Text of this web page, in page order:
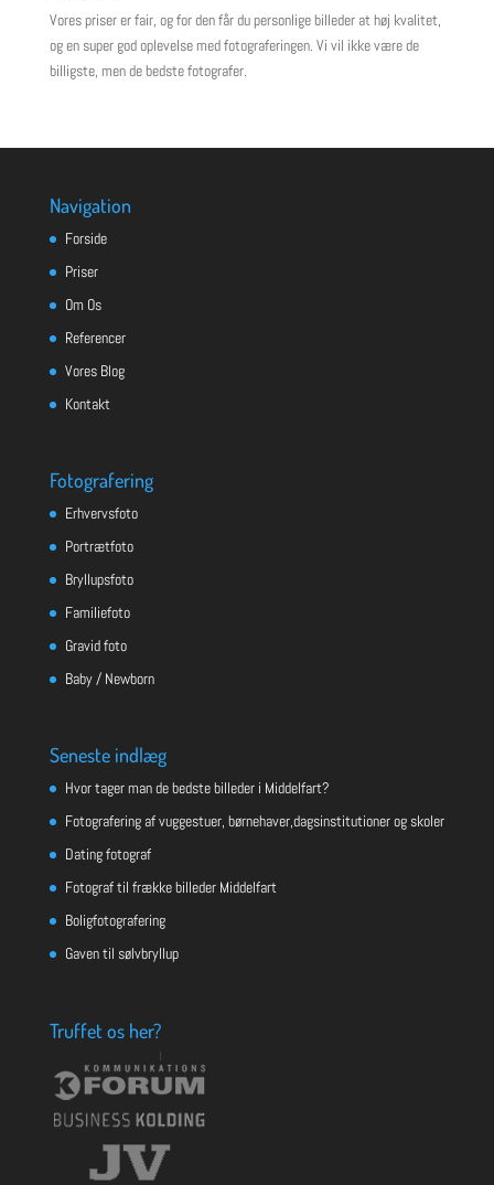
Vores priser er fair, og for den får du personlige billeder at høj kvalitet,
og en super god oplevelse med fotograferingen. Vi vil ikke være de
billigste, men de bedste fotografer.
Navigation
Forside
Priser
Om Os
Referencer
Vores Blog
Kontakt
Fotografering
Erhvervsfoto
Portrætfoto
Bryllupsfoto
Familiefoto
Gravid foto
Baby / Newborn
Seneste indlæg
Hvor tager man de bedste billeder i Middelfart?
Fotografering af vuggestuer, børnehaver,dagsinstitutioner og skoler
Dating fotograf
Fotograf til frække billeder Middelfart
Boligfotografering
Gaven til sølvbryllup
Truffet os her?